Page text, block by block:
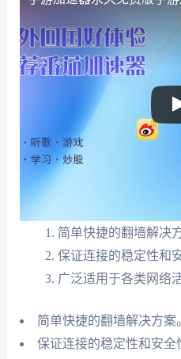
简单快捷的翻墙解决方
保证连接的稳定性和
广泛适用于各类网络活
简单快捷的翻墙解决方案
保证连接的稳定性和安全